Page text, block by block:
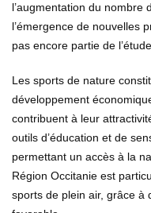
l’augmentation du nombre
l’émergence de nouvelles
pas encore partie de
Les sports de nature
développement
contribuent à leur
outils d’éducation et de
permettant un accès à la
Région Occitanie est
sports de plein air, grâce à